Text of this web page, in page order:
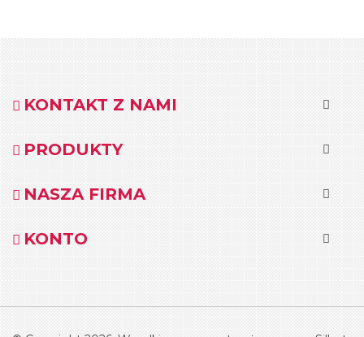
KONTAKT Z NAMI
PRODUKTY
NASZA FIRMA
KONTO